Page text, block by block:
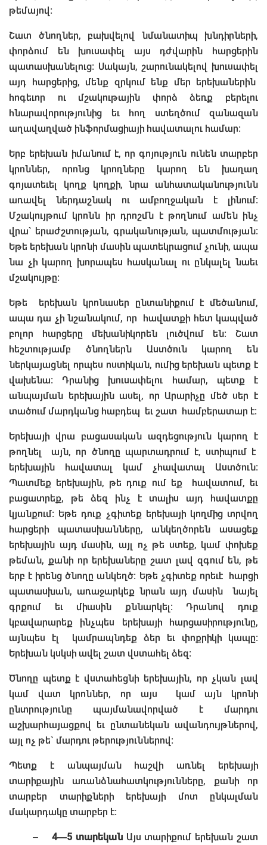
թեմայով։
Շատ ծնողներ, բախվելով նմանատիպ խնդիրների,
փորձում են խուսափել այս դժվարին հարցերին
պատասխանելուց։ Սակայն, շարունակելով խուսափել
այդ հարցերից, մենք զրկում ենք մեր երեխաներին
հոգեւոր ու մշակութային փորձ ձեռք բերելու
հնարավորությունից եւ հող ստեղծում զանազան
աղավաղված ինֆորմացիայի հավատալու համար։
Երբ երեխան իմանում է, որ գոյություն ունեն տարբեր
կրոններ, որոնց կրողները կարող են խաղաղ
գոյատեւել կողք կողքի, նրա անհատականությունն
առավել ներդաշնակ ու ամբողջական է լինում։
Մշակույթում կրոնն իր դրոշմն է թողնում ամեն ինչ
վրա` երաժշտության, գրականության, պատմության։
Եթե երեխան կրոնի մասին պատեկրացում չունի, ապա
նա չի կարող խորապես հասկանալ ու ընկալել նաեւ
մշակույթը։
Եթե երեխան կրոնասեր ընտանիքում է մեծանում,
ապա դա չի նշանակում, որ հավատքի հետ կապված
բոլոր հարցերը մեխանիկորեն լուծվում են։ Շատ
հեշտությամբ ծնողներն Աստծուն կարող են
ներկայացնել որպես ոստիկան, ումից երեխան պետք է
վախենա։ Դրանից խուսափելու համար, պետք է
անպայման երեխային ասել, որ Արարիչը մեծ սեր է
տածում մարդկանց հաբդեպ եւ շատ համբերատար է։
Երեխայի վրա բացասական ազդեցություն կարող է
թողնել այն, որ ծնողը պարտադրում է, ստիպում է
երեխային հավատալ կամ չհավատալ Աստծուն։
Պատմեք երեխային, թե դուք ում եք հավատում, եւ
բացատրեք, թե ձեզ ինչ է տալիս այդ հավատքը
կյանքում։ Եթե դուք չգիտեք երեխայի կողմից տրվող
հարցերի պատասխանները, անկեղծորեն ասացեք
երեխային այդ մասին, այլ ոչ թե ստեք, կամ փոխեք
թեման, քանի որ երեխաները շատ լավ զգում են, թե
երբ է իրենց ծնողը անկեղծ։ Եթե չգիտեք որեւէ հարցի
պատասխան, առաջարկեք նրան այդ մասին նայել
գրքում եւ միասին քննարկել։ Դրանով դուք
կբավարարեք ինչպես երեխայի հարցասիրությունը,
այնպես էլ կամրապնդեք ձեր եւ փոքրիկի կապը։
Երեխան կսկսի ավել շատ վստահել ձեզ։
Ծնողը պետք է վստահեցնի երեխային, որ չկան լավ
կամ վատ կրոններ, որ այս կամ այն կրոնի
ընտրությունը պայմանավորված է մարդու
աշխարհայացքով եւ ընտանեկան ավանդույթներով,
այլ ոչ թե` մարդու թերություններով։
Պետք է անպայման հաշվի առնել երեխայի
տարիքային առանձնահատկությունները, քանի որ
տարբեր տարիքների երեխայի մոտ ընկալման
մակարդակը տարբեր է։
–4—5 տարեկանԱյս տարիքում երեխան շատ